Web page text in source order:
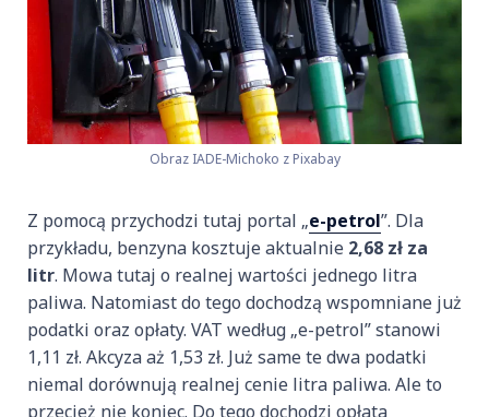
Obraz IADE-Michoko z Pixabay
Z pomocą przychodzi tutaj portal „e-petrol”. Dla
przykładu, benzyna kosztuje aktualnie 2,68 zł za
litr. Mowa tutaj o realnej wartości jednego litra
paliwa. Natomiast do tego dochodzą wspomniane już
podatki oraz opłaty. VAT według „e-petrol” stanowi
1,11 zł. Akcyza aż 1,53 zł. Już same te dwa podatki
niemal dorównują realnej cenie litra paliwa. Ale to
przecież nie koniec. Do tego dochodzi opłata